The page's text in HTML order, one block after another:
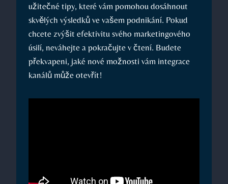
užitečné tipy, které ​vám pomohou dosáhnout
⁤skvělých výsledků ve vašem podnikání. Pokud
chcete zvýšit efektivitu svého marketingového‌
úsilí, neváhejte ‌a⁢ pokračujte v čtení. Budete
překvapeni, ‍jaké nové⁣ možnosti vám integrace
kanálů může otevřít!